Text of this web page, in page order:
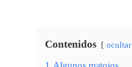
Contenidos ocultar